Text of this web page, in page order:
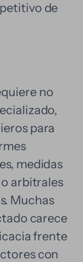
de
no
para
medidas
arbitrales
Muchas
carece
frente
con